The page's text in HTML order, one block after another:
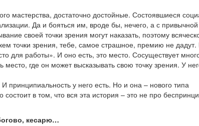
мастерства, достаточно достойные. Состоявшиеся
Да и бояться им, вроде бы, нечего, а с
своей точки зрения могут наказать, поэтому
точки зрения, тебе, самое страшное, премию не
для работы». И оно есть, это место. Сосуществует
где он может высказывать свою точку зрения. У
принципиальность у него есть. Но и она – нового типа
в том, что вся эта история – это не про
кесарю…